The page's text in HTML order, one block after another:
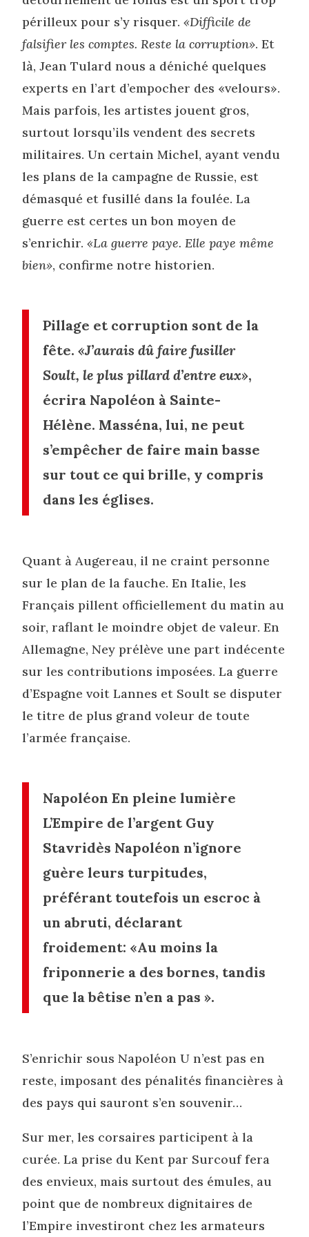
périlleux pour s’y risquer.«Difficile de
falsifier les comptes. Reste la corruption». Et
là, Jean Tulard nous a déniché quelques
experts en l’art d’empocher des «velours».
Mais parfois, les artistes jouent gros,
surtout lorsqu’ils vendent des secrets
militaires. Un certain Michel, ayant vendu
les plans de la campagne de Russie, est
démasqué et fusillé dans la foulée. La
guerre est certes un bon moyen de
s’enrichir. «La guerre paye. Elle paye même
bien», confirme notre historien.
Pillage et corruption sont de la
fête.«J’aurais dû faire fusiller
Soult, le plus pillard d’entre eux»,
écrira Napoléon à Sainte-
Hélène. Masséna, lui, ne peut
s’empêcher de faire main basse
sur tout ce qui brille, y compris
dans les églises.
Quant à Augereau, il ne craint personne
sur le plan de la fauche. En Italie, les
Français pillent officiellement du matin au
soir, raflant le moindre objet de valeur. En
Allemagne, Ney prélève une part indécente
sur les contributions imposées. La guerre
d’Espagne voit Lannes et Soult se disputer
le titre de plus grand voleur de toute
l’armée française.
Napoléon En pleine lumière
L’Empire de l’argent Guy
Stavridès Napoléon n’ignore
guère leurs turpitudes,
préférant toutefois un escroc à
un abruti, déclarant
froidement: «Au moins la
friponnerie a des bornes, tandis
que la bêtise n’en a pas ».
S’enrichir sous Napoléon U n’est pas en
reste, imposant des pénalités financières à
des pays qui sauront s’en souvenir…
Sur mer, les corsaires participent à la
curée. La prise du Kent par Surcouf fera
des envieux, mais surtout des émules, au
point que de nombreux dignitaires de
l’Empire investiront chez les armateurs